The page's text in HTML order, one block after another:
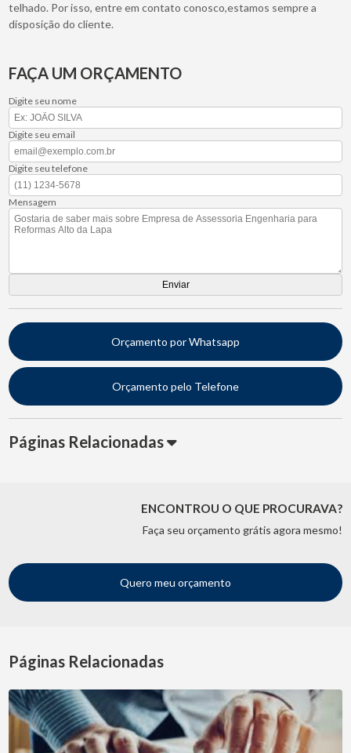
telhado. Por isso, entre em contato conosco,estamos sempre a
disposição do cliente.
FAÇA UM ORÇAMENTO
Digite seu nome
Digite seu email
Digite seu telefone
Mensagem
Orçamento por Whatsapp
Orçamento pelo Telefone
Páginas Relacionadas
ENCONTROU O QUE PROCURAVA?
Faça seu orçamento grátis agora mesmo!
Quero meu orçamento
Páginas Relacionadas